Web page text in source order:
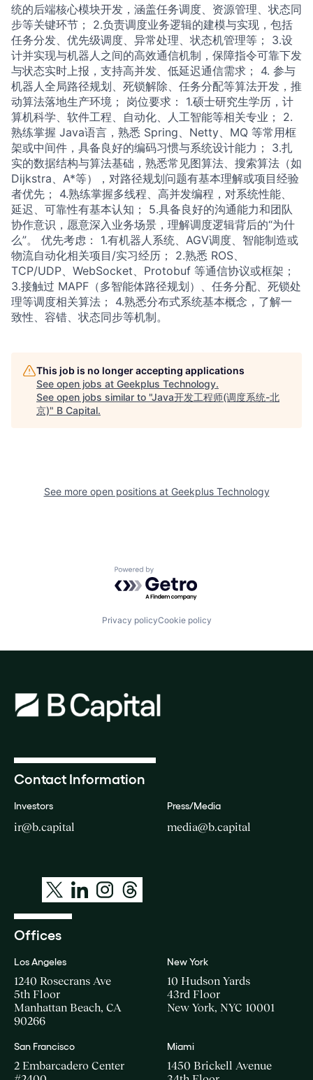
统的后端核心模块开发，涵盖任务调度、资源管理、状态同
步等关键环节； 2.负责调度业务逻辑的建模与实现，包括
任务分发、优先级调度、异常处理、状态机管理等； 3.设
计并实现与机器人之间的高效通信机制，保障指令可靠下发
与状态实时上报，支持高并发、低延迟通信需求； 4. 参与
机器人全局路径规划、死锁解除、任务分配等算法开发，推
动算法落地生产环境； 岗位要求： 1.硕士研究生学历，计
算机科学、软件工程、自动化、人工智能等相关专业； 2.
熟练掌握 Java语言，熟悉 Spring、Netty、MQ 等常用框
架或中间件，具备良好的编码习惯与系统设计能力； 3.扎
实的数据结构与算法基础，熟悉常见图算法、搜索算法（如
Dijkstra、A*等），对路径规划问题有基本理解或项目经验
者优先； 4.熟练掌握多线程、高并发编程，对系统性能、
延迟、可靠性有基本认知； 5.具备良好的沟通能力和团队
协作意识，愿意深入业务场景，理解调度逻辑背后的“为什
么”。 优先考虑： 1.有机器人系统、AGV调度、智能制造或
物流自动化相关项目/实习经历； 2.熟悉 ROS、
TCP/UDP、WebSocket、Protobuf 等通信协议或框架；
3.接触过 MAPF（多智能体路径规划）、任务分配、死锁处
理等调度相关算法； 4.熟悉分布式系统基本概念，了解一
致性、容错、状态同步等机制。
This job is no longer accepting applications
See open jobs at Geekplus Technology.
See open jobs similar to "Java开发工程师(调度系统-北
京)" B Capital.
See more open positions at Geekplus Technology
Powered by Getro.com
Privacy policyCookie policy
Contact Information
Investors
ir@b.capital
Press/Media
media@b.capital
Offices
Los Angeles
1240 Rosecrans Ave
5th Floor
Manhattan Beach, CA
90266
New York
10 Hudson Yards
43rd Floor
New York, NYC 10001
San Francisco
2 Embarcadero Center
Miami
1450 Brickell Avenue